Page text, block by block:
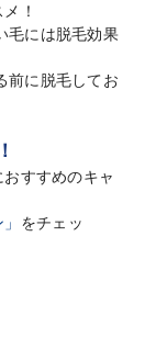
！
毛には脱毛効果
前に脱毛してお
すすめのキャ
をチェッ